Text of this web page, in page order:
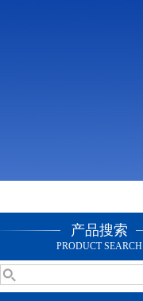
产品搜索
PRODUCT SEARCH